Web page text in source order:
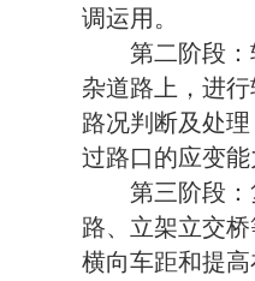
调运用。
第二阶段：较
杂道路上，进
路况判断及处
过路口的应变
第三阶段：复
路、立架立交
横向车距和提